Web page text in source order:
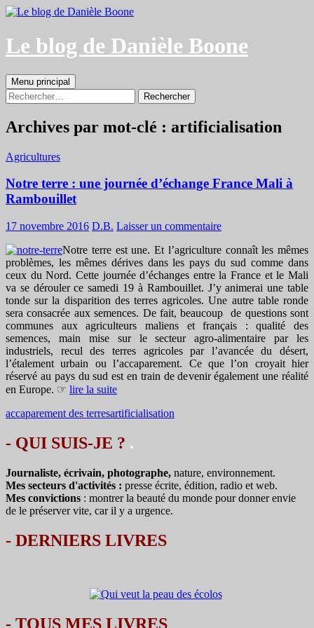
Aller
contenu
Le blog de Danièle Boone
Recherche
Menu principal
Rechercher :
Archives par mot-clé : artificialisation
Agricultures
Notre terre : une journée d’échange France Mali à
Rambouillet
17 novembre 2016 D.B. Laisser un commentaire
Notre terre est une. Et l’agriculture connaît les mêmes
problèmes, les mêmes dérives dans les pays du sud comme dans
ceux du Nord. Cette journée d’échanges entre la France et le Mali
va se dérouler ce samedi 19 à Rambouillet. J’y animerai une table
tonde sur la disparition des terres agricoles. Une autre table ronde
sera consacrée aux semences. De fait, beaucoup de questions sont
communes aux agriculteurs maliens et français : qualité des
semences, main mise sur le secteur agro-alimentaire par les
industriels, recul des terres agricoles par l’avancée du désert,
l’étalement urbain ou l’accaparement. Ce que l’on croyait hier
réservé au pays du sud est en train de devenir également une réalité
en Europe. ☞ lire la suite
accaparement des terresartificialisation
- QUI SUIS-JE ? .
Journaliste, écrivain, photographe, nature, environnement.
Mes secteurs d'activités : presse écrite, édition, radio et web.
Mes convictions : montrer la beauté du monde pour donner envie
de le préserver vite, car il y a urgence.
- DERNIERS LIVRES
- TOUS MES LIVRES